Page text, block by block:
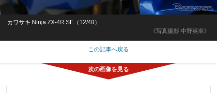
《写真撮影 中野英幸》
カワサキ Ninja ZX-4R SE（12/40）
この記事へ戻る